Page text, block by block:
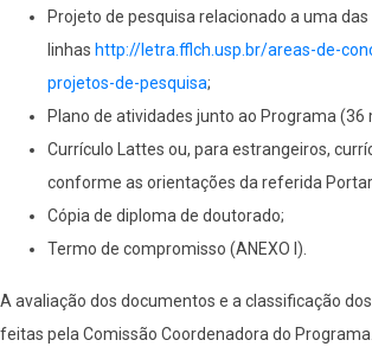
Projeto de pesquisa relacionado a uma das
linhas http://letra.fflch.usp. br/areas-de-
projetos-de-pesquisa;
Plano de atividades junto ao Programa (36
Currículo Lattes ou, para estrangeiros,
conforme as orientações da referida
Cópia de diploma de doutorado;
Termo de compromisso (ANEXO I).
A avaliação dos documentos e a classificação
feitas pela Comissão Coordenadora do